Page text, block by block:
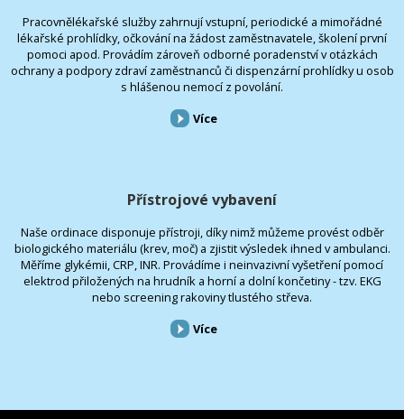
Pracovnělékařské služby zahrnují vstupní, periodické a mimořádné
lékařské prohlídky, očkování na žádost zaměstnavatele, školení první
pomoci apod. Provádím zároveň odborné poradenství v otázkách
ochrany a podpory zdraví zaměstnanců či dispenzární prohlídky u osob
s hlášenou nemocí z povolání.
Více
Přístrojové vybavení
Naše ordinace disponuje přístroji, díky nimž můžeme provést odběr
biologického materiálu (krev, moč) a zjistit výsledek ihned v ambulanci.
Měříme glykémii, CRP, INR. Provádíme i neinvazivní vyšetření pomocí
elektrod přiložených na hrudník a horní a dolní končetiny - tzv. EKG
nebo screening rakoviny tlustého střeva.
Více